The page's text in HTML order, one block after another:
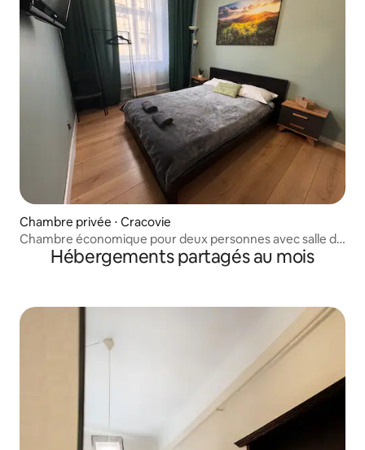
Chambre privée ⋅ Cracovie
Chambre économique pour deux personnes avec salle de
bain commune
Hébergements partagés au mois